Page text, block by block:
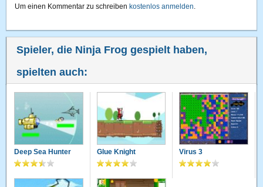
Um einen Kommentar zu schreiben kostenlos anmelden.
Spieler, die Ninja Frog gespielt haben,
spielten auch:
Deep Sea Hunter Glue Knight Virus 3